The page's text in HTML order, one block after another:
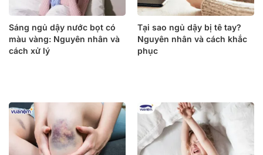
Sáng ngủ dậy nước bọt có
màu vàng: Nguyên nhân và
cách xử lý
Tại sao ngủ dậy bị tê tay?
Nguyên nhân và cách khắc
phục